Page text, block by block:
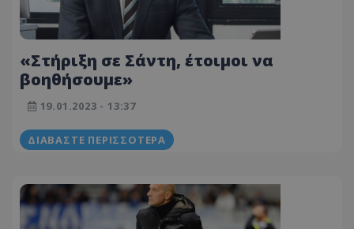
«Στήριξη σε Σάντη, έτοιμοι να
βοηθήσουμε»
19.01.2023 - 13:37
ΔΙΑΒΆΣΤΕ ΠΕΡΙΣΣΌΤΕΡΑ